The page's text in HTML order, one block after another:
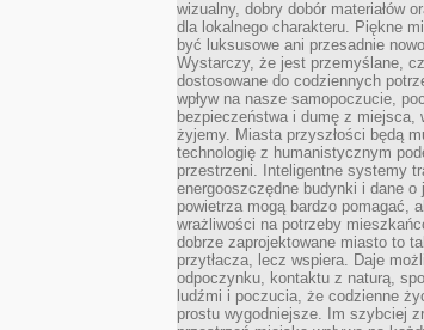
wizualny, dobry dobór materiałów
dla lokalnego charakteru. Piękne
być luksusowe ani przesadnie
Wystarczy, że jest przemyślane,
dostosowane do codziennych
wpływ na nasze samopoczucie,
bezpieczeństwa i dumę z miejsca,
żyjemy. Miasta przyszłości będą
technologię z humanistycznym
przestrzeni. Inteligentne systemy
energooszczędne budynki i dane o
powietrza mogą bardzo pomagać,
wrażliwości na potrzeby
dobrze zaprojektowane miasto to
przytłacza, lecz wspiera. Daje
odpoczynku, kontaktu z naturą,
ludźmi i poczucia, że codzienne
prostu wygodniejsze. Im szybciej